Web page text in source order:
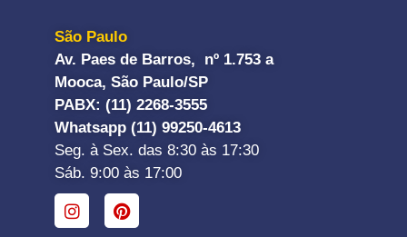
São Paulo
Av. Paes de Barros, nº 1.753 a
Mooca, São Paulo/SP
PABX: (11) 2268-3555
Whatsapp (11) 99250-4613
Seg. à Sex. das 8:30 às 17:30
Sáb. 9:00 às 17:00